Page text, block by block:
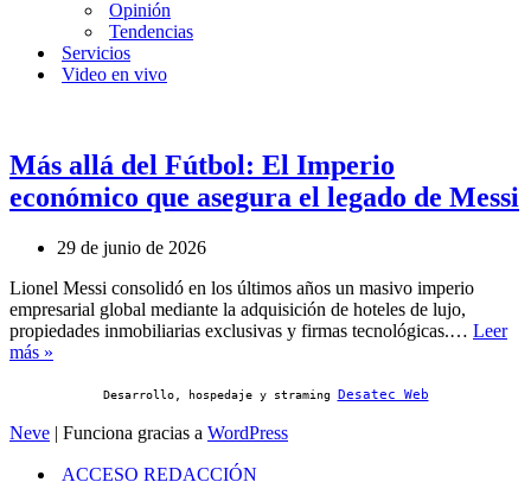
Opinión
Tendencias
Servicios
Video en vivo
Más allá del Fútbol: El Imperio
económico que asegura el legado de Messi
29 de junio de 2026
Lionel Messi consolidó en los últimos años un masivo imperio
empresarial global mediante la adquisición de hoteles de lujo,
propiedades inmobiliarias exclusivas y firmas tecnológicas.… Leer
más »
El
Desarrollo, hospedaje y straming Desatec Web
Neve | Funciona gracias a WordPress
ACCESO REDACCIÓN